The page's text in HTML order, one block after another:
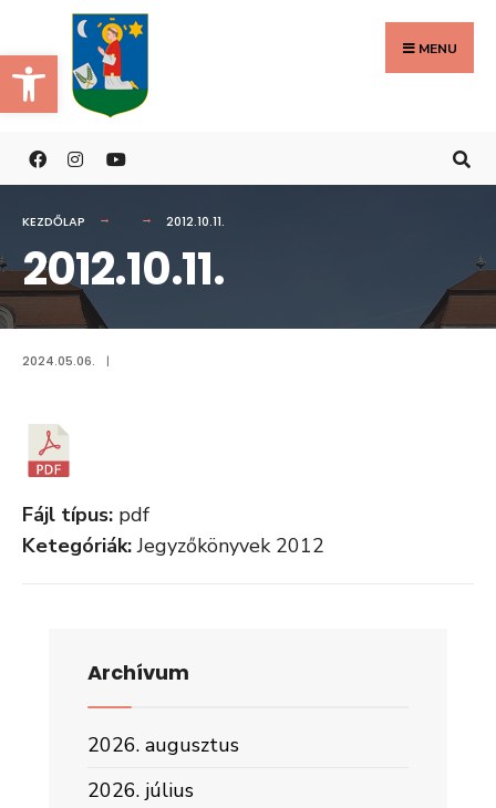
Eszköztár megnyitása
to
content
MENU
KEZDŐLAP 2012.10.11.
2012.10.11.
2024.05.06. |
Fájl típus: pdf
Ketegóriák:Jegyzőkönyvek 2012
Archívum
2026. augusztus
2026. július
Search